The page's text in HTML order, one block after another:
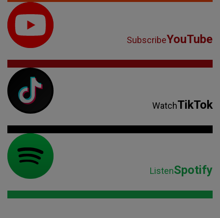
SubscribeYouTube
WatchTikTok
ListenSpotify